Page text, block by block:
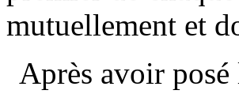
mutuellement et
Après avoir